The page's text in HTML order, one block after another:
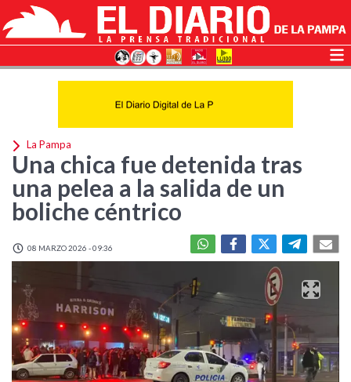
La Pampa
Una chica fue detenida tras
una pelea a la salida de un
boliche céntrico
08 MARZO 2026 - 09:36